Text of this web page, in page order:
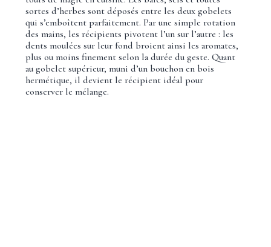
sortes d’herbes sont déposés entre les deux gobelets
qui s’emboîtent parfaitement. Par une simple rotation
des mains, les récipients pivotent l’un sur l’autre : les
dents moulées sur leur fond broient ainsi les aromates,
plus ou moins finement selon la durée du geste. Quant
au gobelet supérieur, muni d’un bouchon en bois
hermétique, il devient le récipient idéal pour
conserver le mélange.